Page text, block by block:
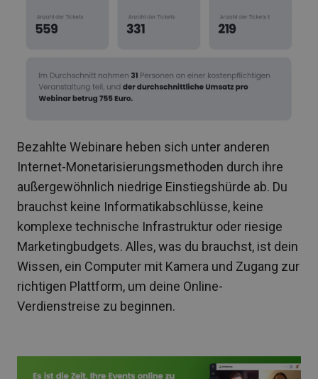
Bezahlte Webinare heben sich unter anderen
Internet-Monetarisierungsmethoden durch ihre
außergewöhnlich niedrige Einstiegshürde ab. Du
brauchst keine Informatikabschlüsse, keine
komplexe technische Infrastruktur oder riesige
Marketingbudgets. Alles, was du brauchst, ist dein
Wissen, ein Computer mit Kamera und Zugang zur
richtigen Plattform, um deine Online-
Verdienstreise zu beginnen.